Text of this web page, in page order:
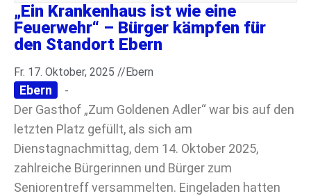
„Ein Krankenhaus ist wie eine
Feuerwehr“ – Bürger kämpfen für
den Standort Ebern
Fr. 17. Oktober, 2025 //Ebern
Ebern
-
Der Gasthof „Zum Goldenen Adler“ war bis auf den
letzten Platz gefüllt, als sich am
Dienstagnachmittag, dem 14. Oktober 2025,
zahlreiche Bürgerinnen und Bürger zum
Seniorentreff versammelten. Eingeladen hatten